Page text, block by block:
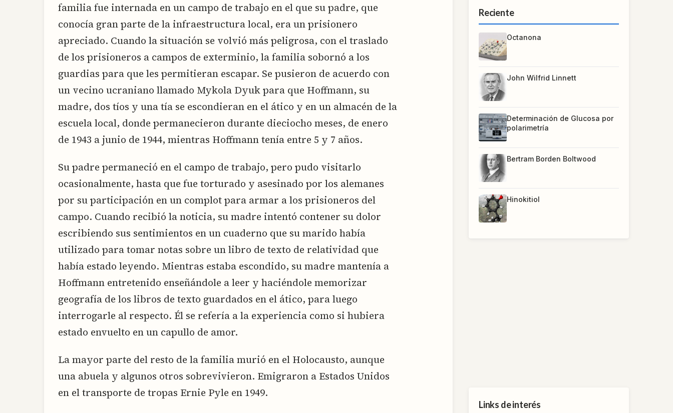
familia fue internada en un campo de trabajo en el que su padre, que
conocía gran parte de la infraestructura local, era un prisionero
apreciado. Cuando la situación se volvió más peligrosa, con el traslado
de los prisioneros a campos de exterminio, la familia sobornó a los
guardias para que les permitieran escapar. Se pusieron de acuerdo con
un vecino ucraniano llamado Mykola Dyuk para que Hoffmann, su
madre, dos tíos y una tía se escondieran en el ático y en un almacén de la
escuela local, donde permanecieron durante dieciocho meses, de enero
de 1943 a junio de 1944, mientras Hoffmann tenía entre 5 y 7 años.
Su padre permaneció en el campo de trabajo, pero pudo visitarlo
ocasionalmente, hasta que fue torturado y asesinado por los alemanes
por su participación en un complot para armar a los prisioneros del
campo. Cuando recibió la noticia, su madre intentó contener su dolor
escribiendo sus sentimientos en un cuaderno que su marido había
utilizado para tomar notas sobre un libro de texto de relatividad que
había estado leyendo. Mientras estaba escondido, su madre mantenía a
Hoffmann entretenido enseñándole a leer y haciéndole memorizar
geografía de los libros de texto guardados en el ático, para luego
interrogarle al respecto. Él se refería a la experiencia como si hubiera
estado envuelto en un capullo de amor.
La mayor parte del resto de la familia murió en el Holocausto, aunque
una abuela y algunos otros sobrevivieron. Emigraron a Estados Unidos
en el transporte de tropas Ernie Pyle en 1949.
Reciente
Octanona
John Wilfrid Linnett
Determinación de Glucosa por
polarimetría
Bertram Borden Boltwood
Hinokitiol
Links de interés